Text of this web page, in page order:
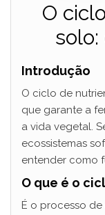
O
Introdução
O ciclo de
que garante a
a vida vegetal.
ecossistemas
entender como
O que é o
É o processo